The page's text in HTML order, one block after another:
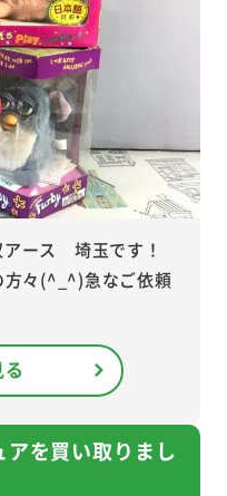
ース 埼玉です！
方々(^_^)急なご依頼
を買い取りまし